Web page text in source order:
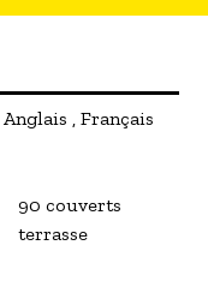
Anglais
Français
90 couverts
terrasse